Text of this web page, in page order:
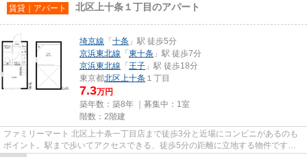
賃貸｜アパート 北区上十条１丁目のアパート
埼京線 「 十条 」駅 徒歩5分
京浜東北線 「 東十条 」駅 徒歩7分
京浜東北線 「 王子 」駅 徒歩18分
東京都北区上十条 １丁目
7.3万円
築年数：築8年 ｜募集中： 1室
階数：2階建
ファミリーマート 北区上十条一丁目店まで徒歩3分と近場にコンビニがあるのも
ポイント。駅まで歩いてアクセスできる、徒歩5分の距離に立地する物件です。